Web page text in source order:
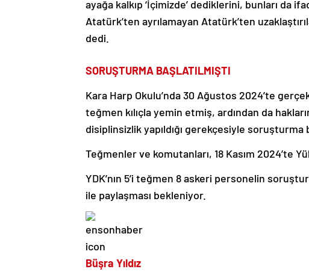
ayağa kalkıp ‘İçimizde’ dediklerini, bunları da
Atatürk’ten ayrılamayan Atatürk’ten
dedi.
SORUŞTURMA BAŞLATILMIŞTI
Kara Harp Okulu’nda 30 Ağustos 2024’te
teğmen kılıçla yemin etmiş, ardından da
disiplinsizlik yapıldığı gerekçesiyle soruşturma
Teğmenler ve komutanları, 18 Kasım 2024’te
YDK’nın 5’i teğmen 8 askeri personelin
ile paylaşması bekleniyor.
Büşra Yıldız